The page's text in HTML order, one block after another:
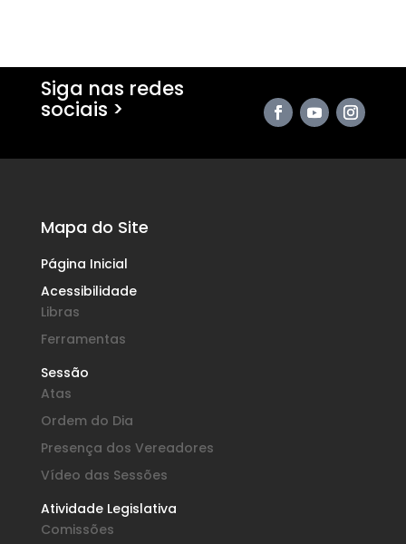
Siga nas redes
sociais >
Mapa do Site
Página Inicial
Acessibilidade
Libras
Ferramentas
Sessão
Atas
Ordem do Dia
Presença dos Vereadores
Vídeo das Sessões
Atividade Legislativa
Comissões